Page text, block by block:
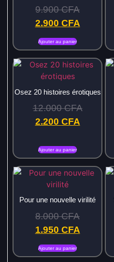
9.900CFA
2.900 CFA
Ajouter au panier
Osez 20 histoires érotiques
12.000CFA
2.200 CFA
Ajouter au panier
Pour une nouvelle virilité
8.000CFA
1.950 CFA
Ajouter au panier